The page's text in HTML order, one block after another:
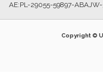
AE:PL-29055-59897-ABAJW-
Copyright ©